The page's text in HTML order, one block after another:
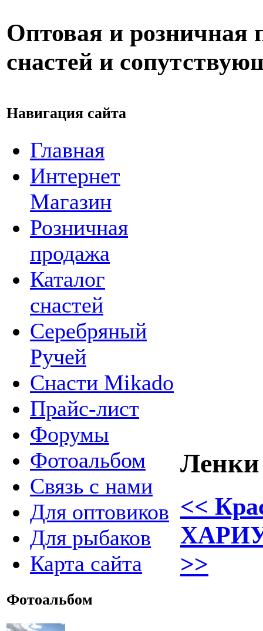
Оптовая и розничная
снастей и
Навигация сайта
Главная
Интернет
Магазин
Розничная
продажа
Каталог
снастей
Серебряный
Ручей
Снасти Mikado
Прайс-лист
Форумы
Фотоальбом
Связь с нами
Для оптовиков
Для рыбаков
Карта сайта
Фотоальбом
<<
>>